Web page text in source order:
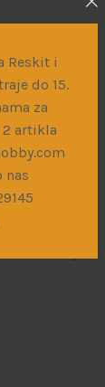
Reskit i
do 15.
za
2 artikla
nas